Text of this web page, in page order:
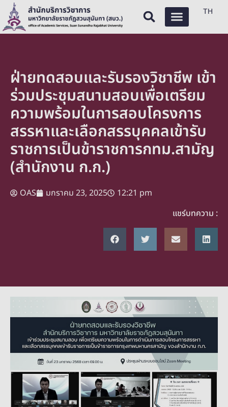
TH
ฝ่ายทดสอบและรับรองวิชาชีพ เข้า
ร่วมประชุมสนามสอบเพื่อเตรียม
ความพร้อมในการสอบโครงการ
สรรหาและเลือกสรรบุคคลเข้ารับ
ราชการเป็นข้าราชการกทม.สามัญ
(สำนักงาน ก.ก.)
OAS มกราคม 23, 2025
12:21 pm
แชร์บทความ :